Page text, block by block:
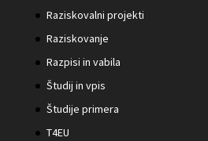
Raziskovalni projekti
Raziskovanje
Razpisi in vabila
Študij in vpis
Študije primera
T4EU